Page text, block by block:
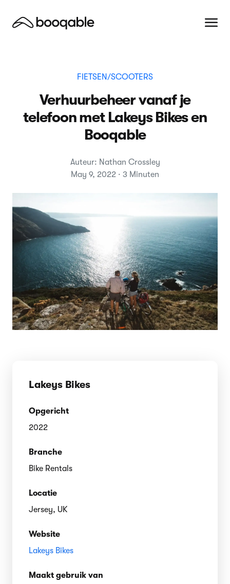
FIETSEN/SCOOTERS
Verhuurbeheer vanaf je
telefoon met Lakeys Bikes en
Booqable
Auteur: Nathan Crossley
May 9, 2022 · 3 Minuten
Lakeys Bikes
Opgericht
2022
Branche
Bike Rentals
Locatie
Jersey, UK
Website
Lakeys Bikes
Maakt gebruik van